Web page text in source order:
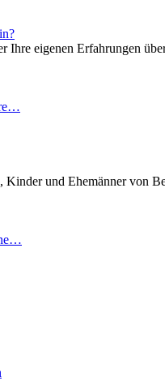
Ihre eigenen Erfahrungen
und Ehemänner von